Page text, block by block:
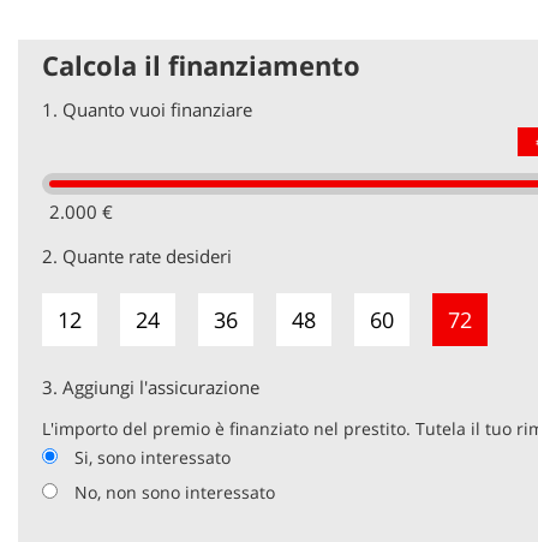
Calcola il finanziamento
1. Quanto vuoi finanziare
2.000 €
2. Quante rate desideri
12 24 36 48 60 72
3. Aggiungi l'assicurazione
L'importo del premio è finanziato nel prestito. Tutela il tuo
Si, sono interessato
No, non sono interessato